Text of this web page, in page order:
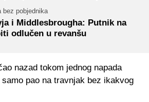
bez pobjednika
i Middlesbrougha: Putnik na
odlučen u revanšu
nazad tokom jednog napada
pao na travnjak bez ikakvog